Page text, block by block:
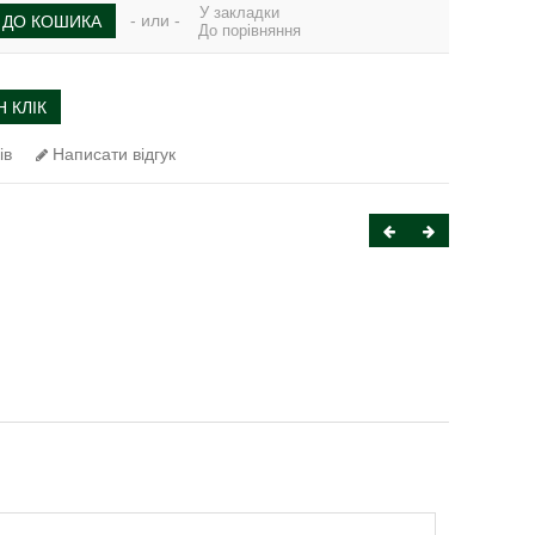
ДО КОШИКА - или -
У закладки
До порівняння
Написати відгук